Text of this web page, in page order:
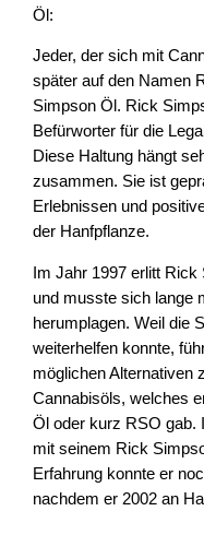
Öl:
Jeder, der sich mit
später auf den Namen
Simpson Öl. Rick
Befürworter für die
Diese Haltung hängt
zusammen. Sie ist
Erlebnissen und
der Hanfpflanze.
Im Jahr 1997 erlitt Rick
und musste sich lange
herumplagen. Weil die
weiterhelfen konnte,
möglichen Alternativen
Cannabisöls, welches
Öl oder kurz RSO gab.
mit seinem Rick
Erfahrung konnte er
nachdem er 2002 an